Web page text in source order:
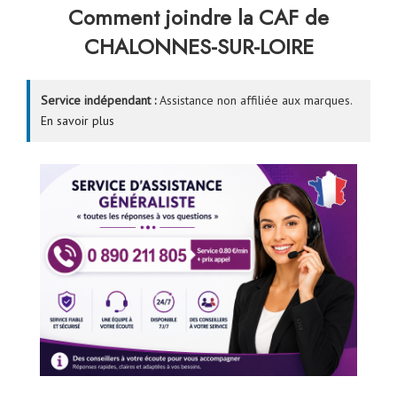
Comment joindre la CAF de
CHALONNES-SUR-LOIRE
Service indépendant :Assistance non affiliée aux marques.
En savoir plus